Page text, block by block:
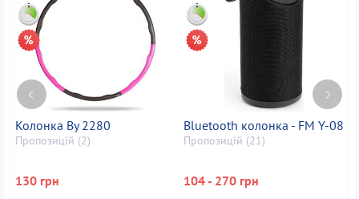
Колонка By 2280
Пропозицій (2)
130 грн
Bluetooth колонка - FM Y-08
Пропозицій (21)
104 - 270 грн